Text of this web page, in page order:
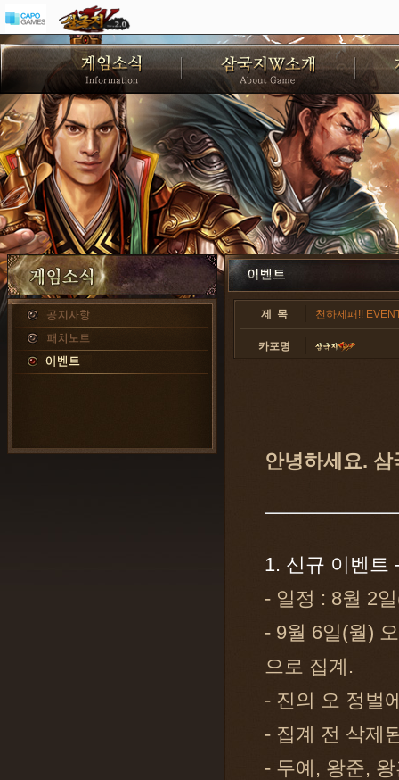
제 목 천하제패!!
카포명
안녕하세요. 삼
1. 신규 이벤트
- 일정 : 8월 2
- 9월 6일(월)
으로 집계.
- 진의 오 정벌
- 집계 전 삭제
- 두예, 왕준,